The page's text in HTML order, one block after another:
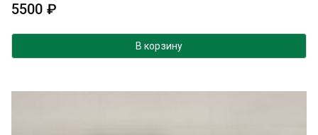
5500 ₽
В корзину